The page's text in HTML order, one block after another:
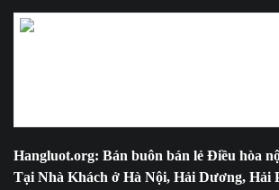
Hangluot.org: Bán buôn bán lẻ Điều hòa
Tại Nhà Khách ở Hà Nội, Hải Dương, Hải